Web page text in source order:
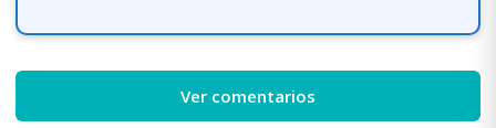
Ver comentarios